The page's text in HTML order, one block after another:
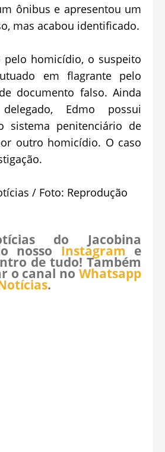
ônibus e apresentou um
mas acabou identificado.
pelo homicídio, o suspeito
em flagrante pelo
documento falso. Ainda
Edmo possui
sistema penitenciário de
outro homicídio. O caso
/ Foto: Reprodução
do Jacobina
nosso Instagram e
de tudo! Também
o canal no Whatsapp
.